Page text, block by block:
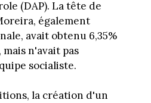
(DAP). La tête de
également
avait obtenu 6,35%
n'avait pas
socialiste.
la création d'un